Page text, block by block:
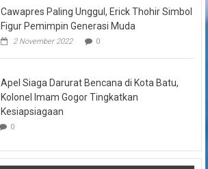
Cawapres Paling Unggul, Erick Thohir Simbol
Figur Pemimpin Generasi Muda
2 November 2022 0
Apel Siaga Darurat Bencana di Kota Batu,
Kolonel Imam Gogor Tingkatkan
Kesiapsiagaan
0